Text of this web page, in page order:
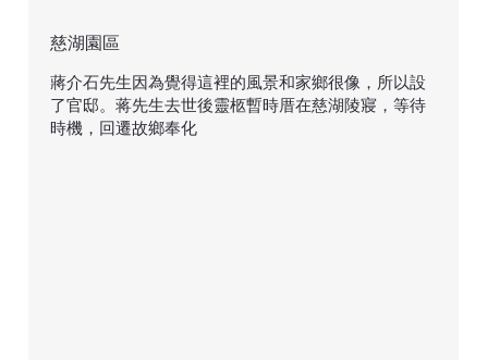
蔣介石先生因為覺得這裡的風景和家鄉很像，所以設
了官邸。蒋先生去世後靈柩暫時厝在慈湖陵寢，等待
時機，回遷故鄉奉化
慈湖園區